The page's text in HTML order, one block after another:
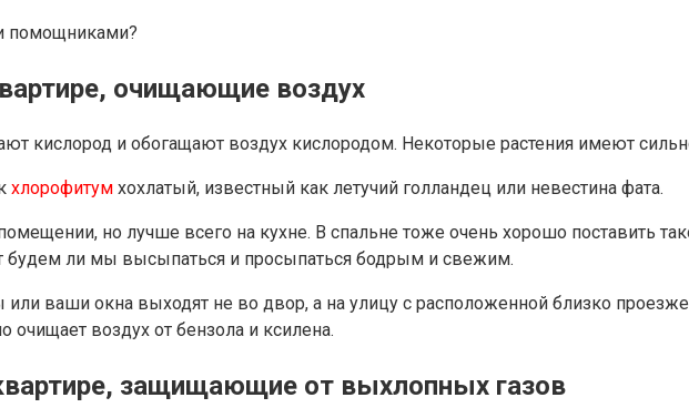
помощниками?
очищающие воздух
кислород и обогащают воздух кислородом. Некоторые растения имеют
хлорофитум хохлатый, известный как летучий голландец или невестина фата.
но лучше всего на кухне. В спальне тоже очень хорошо поставить
ли мы высыпаться и просыпаться бодрым и свежим.
ваши окна выходят не во двор, а на улицу с расположенной близко
очищает воздух от бензола и ксилена.
защищающие от выхлопных газов